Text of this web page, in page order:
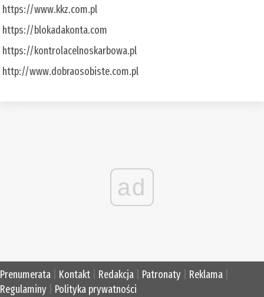
https://www.kkz.com.pl
https://blokadakonta.com
https://kontrolacelnoskarbowa.pl
http://www.dobraosobiste.com.pl
ad
Prenumerata Kontakt Redakcja Patronaty Reklama
Regulaminy
Polityka prywatności